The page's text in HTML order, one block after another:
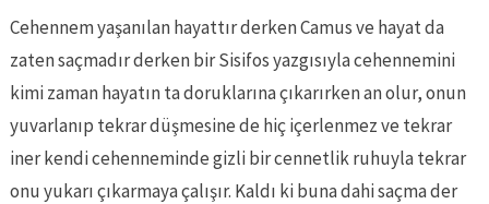
Cehennem yaşanılan hayattır derken Camus ve hayat da
zaten saçmadır derken bir Sisifos yazgısıyla cehennemini
kimi zaman hayatın ta doruklarına çıkarırken an olur, onun
yuvarlanıp tekrar düşmesine de hiç içerlenmez ve tekrar
iner kendi cehenneminde gizli bir cennetlik ruhuyla tekrar
onu yukarı çıkarmaya çalışır. Kaldı ki buna dahi saçma der